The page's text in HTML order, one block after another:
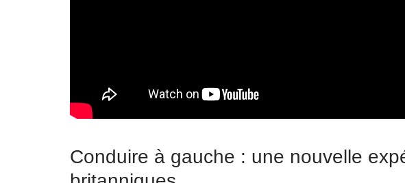
Conduire à gauche : une nouvelle